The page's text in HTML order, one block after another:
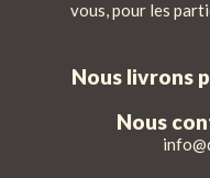
vous, pour les
Nous livrons
Nous